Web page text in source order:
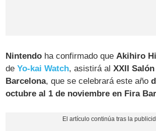
Nintendo ha confirmado queAkihiro
deYo-kai Watch, asistirá alXXII
Barcelona, que se celebrará este año
octubre al 1 de noviembre en Fira